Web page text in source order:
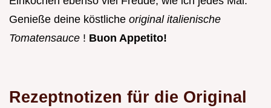
Genieße deine köstliche original italienische
Tomatensauce ! Buon Appetito!
Rezeptnotizen für die Original